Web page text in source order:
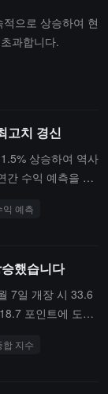
으로 상승하여 현
과합니다.
고치 경신
상승하여 역사
간 수익 예측을 상
익 예측
했습니다
7일 개장 시 33.6
포인트에 도달
나스닥 종합 지수
합 지수